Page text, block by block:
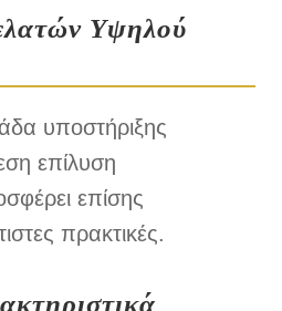
Υψηλού
υποστήριξης
επίλυση
επίσης
πρακτικές.